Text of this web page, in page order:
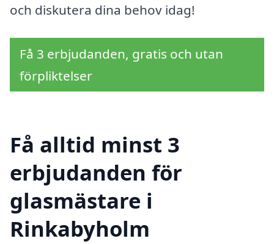
och diskutera dina behov idag!
Få 3 erbjudanden, gratis och utan
förpliktelser
Få alltid minst 3
erbjudanden för
glasmästare i
Rinkabyholm